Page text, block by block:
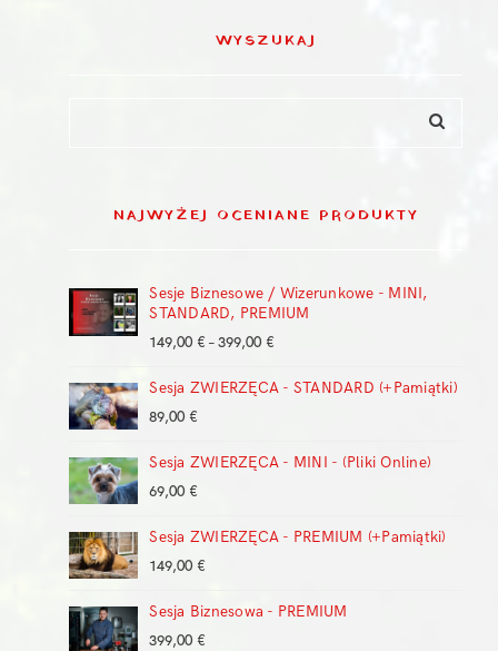
WYSZUKAJ
NAJWYŻEJ OCENIANE PRODUKTY
Sesje Biznesowe / Wizerunkowe - MINI,
STANDARD, PREMIUM
149,00 € – 399,00 €
od
399,00 €
Sesja ZWIERZĘCA - STANDARD (+Pamiątki)
89,00 €
Sesja ZWIERZĘCA - MINI - (Pliki Online)
69,00 €
Sesja ZWIERZĘCA - PREMIUM (+Pamiątki)
149,00 €
Sesja Biznesowa - PREMIUM
399,00 €